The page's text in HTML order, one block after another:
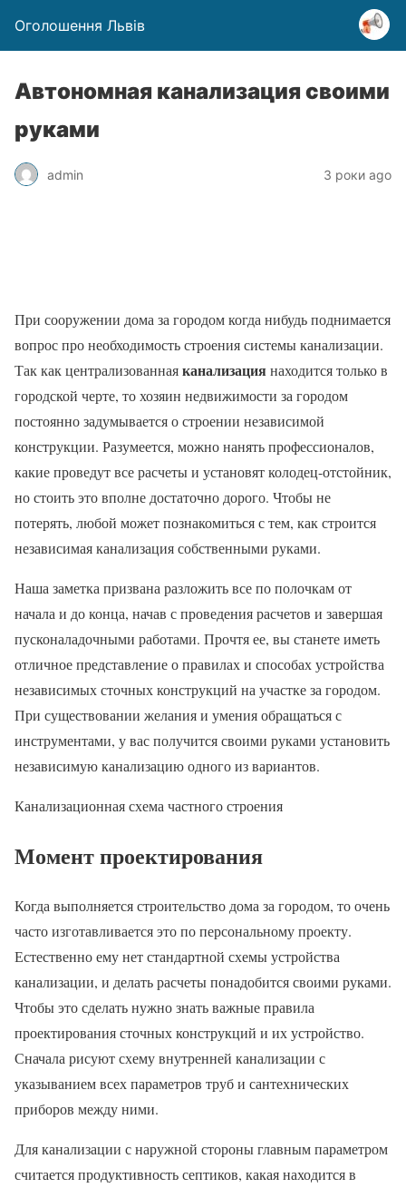
Оголошення Львів
Автономная канализация своими
руками
admin 3 роки ago
При сооружении дома за городом когда нибудь поднимается
вопрос про необходимость строения системы канализации.
Так как централизованнаяканализациянаходится только в
городской черте, то хозяин недвижимости за городом
постоянно задумывается о строении независимой
конструкции. Разумеется, можно нанять профессионалов,
какие проведут все расчеты и установят колодец-отстойник,
но стоить это вполне достаточно дорого. Чтобы не
потерять, любой может познакомиться с тем, как строится
независимая канализация собственными руками.
Наша заметка призвана разложить все по полочкам от
начала и до конца, начав с проведения расчетов и завершая
пусконаладочными работами. Прочтя ее, вы станете иметь
отличное представление о правилах и способах устройства
независимых сточных конструкций на участке за городом.
При существовании желания и умения обращаться с
инструментами, у вас получится своими руками установить
независимую канализацию одного из вариантов.
Канализационная схема частного строения
Момент проектирования
Когда выполняется строительство дома за городом, то очень
часто изготавливается это по персональному проекту.
Естественно ему нет стандартной схемы устройства
канализации, и делать расчеты понадобится своими руками.
Чтобы это сделать нужно знать важные правила
проектирования сточных конструкций и их устройство.
Сначала рисуют схему внутренней канализации с
указыванием всех параметров труб и сантехнических
приборов между ними.
Для канализации с наружной стороны главным параметром
считается продуктивность септиков, какая находится в